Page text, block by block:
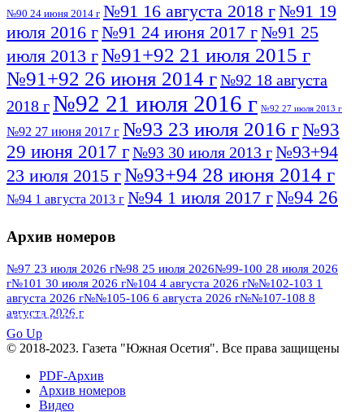
№90 24 июня 2014 г №91 16 августа 2018 г№91 19
июля 2016 г№91 24 июня 2017 г№91 25
июля 2013 г№91+92 21 июля 2015 г
№91+92 26 июня 2014 г№92 18 августа
2018 г№92 21 июля 2016 г №92 27 июля 2013 г
№92 27 июня 2017 г №93 23 июля 2016 г№93
29 июня 2017 г№93 30 июля 2013 г№93+94
23 июля 2015 г№93+94 28 июня 2014 г
№94 1 августа 2013 г №94 1 июля 2017 г№94 26
№95 7 августа 2012 г
№95 28 июля 2016 г №95+96 3 августа
2013 г№96 6 июля 2017 г№96 9 августа
2012 г №96 28 июля 2015 г
№96+97 30 июля 2016 г
№97 11 августа 2012 г
№97 30 июля 2015 г
Архив номеров
№97 23 июля 2026 г№98 25 июля 2026№99-100 28 июля 2026
г№101 30 июля 2026 г№104 4 августа 2026 г№№102-103 1
августа 2026 г№№105-106 6 августа 2026 г№№107-108 8
августа 2026 г
ПОСМОТРЕТЬ ВСЕ
Go Up
© 2018-2023. Газета "Южная Осетия". Все права защищены
PDF-Архив
Архив номеров
Видео